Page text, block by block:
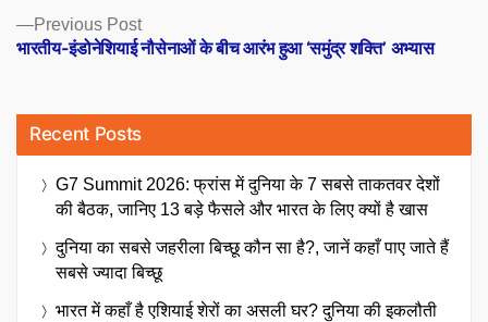
Previous PostPrevious
post:
भारतीय-इंडोनेशियाई नौसेनाओं के बीच आरंभ हुआ ‘समुंद्र शक्ति’ अभ्यास
Recent Posts
G7 Summit 2026: फ्रांस में दुनिया के 7 सबसे ताकतवर देशों
की बैठक, जानिए 13 बड़े फैसले और भारत के लिए क्यों है खास
दुनिया का सबसे जहरीला बिच्छू कौन सा है?, जानें कहाँ पाए जाते हैं
सबसे ज्यादा बिच्छू
भारत में कहाँ है एशियाई शेरों का असली घर? दुनिया की इकलौती